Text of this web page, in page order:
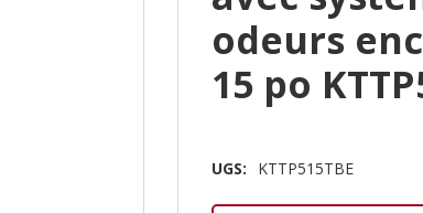
odeurs
15 po
UGS: KTTP515TBE